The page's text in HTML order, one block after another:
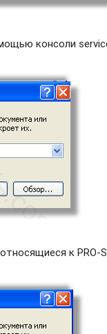
консоли
к